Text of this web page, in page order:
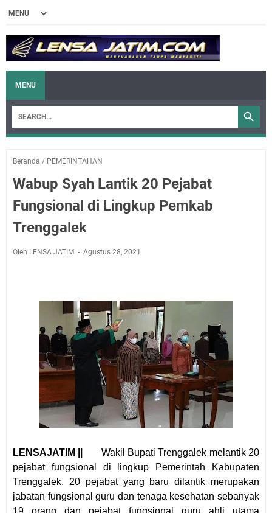
MENU
Beranda / PEMERINTAHAN
Wabup Syah Lantik 20 Pejabat
Fungsional di Lingkup Pemkab
Trenggalek
Oleh LENSA JATIM Agustus 28, 2021
LENSAJATIM ||
Wakil Bupati Trenggalek melantik 20
pejabat fungsional di lingkup Pemerintah Kabupaten
Trenggalek. 20 pejabat yang baru dilantik merupakan
jabatan fungsional guru dan tenaga kesehatan sebanyak
19 orang dan pejabat fungsional guru ahli utama